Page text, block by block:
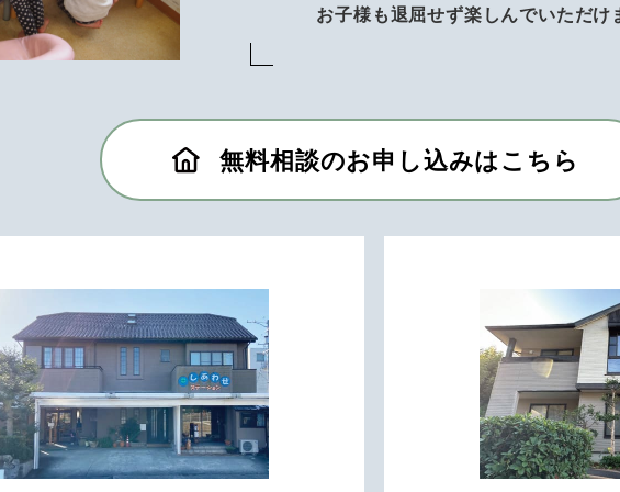
お子様も退屈せず楽しんでいただけ
無料相談のお申し込みはこちら